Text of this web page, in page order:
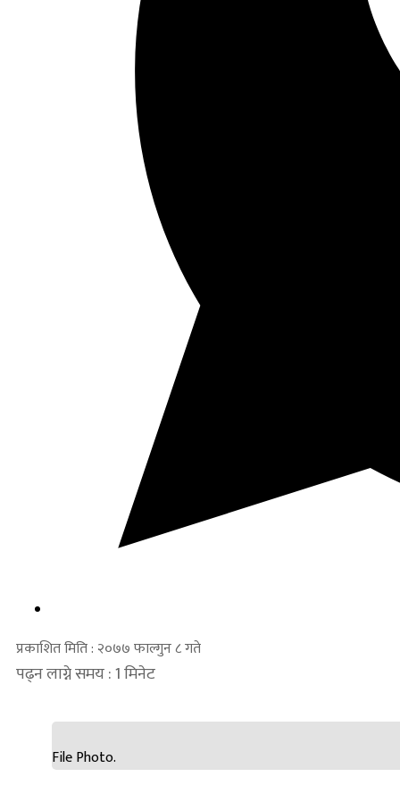
प्रकाशित मिति : २०७७ फाल्गुन ८ गते
पढ्न लाग्ने समय : 1 मिनेट
File Photo.